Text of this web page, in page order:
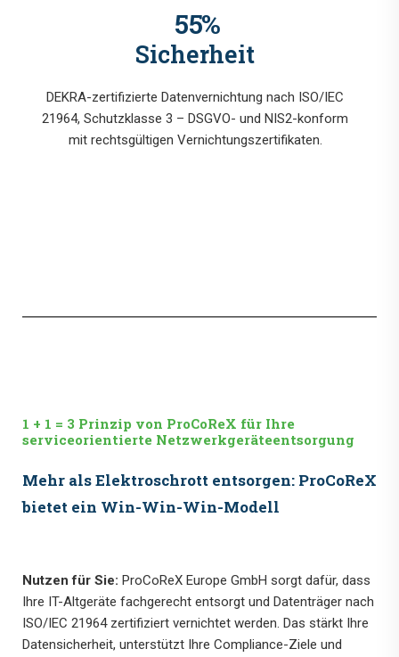
71%
Sicherheit
DEKRA-zertifizierte Datenvernichtung nach ISO/IEC
21964, Schutzklasse 3 – DSGVO- und NIS2-konform
mit rechtsgültigen Vernichtungszertifikaten.
1 + 1 = 3 Prinzip von ProCoReX für Ihre
serviceorientierte Netzwerkgeräteentsorgung
Mehr als Elektroschrott entsorgen: ProCoReX
bietet ein Win-Win-Win-Modell
Nutzen für Sie: ProCoReX Europe GmbH sorgt dafür, dass
Ihre IT-Altgeräte fachgerecht entsorgt und Datenträger nach
ISO/IEC 21964 zertifiziert vernichtet werden. Das stärkt Ihre
Datensicherheit, unterstützt Ihre Compliance-Ziele und